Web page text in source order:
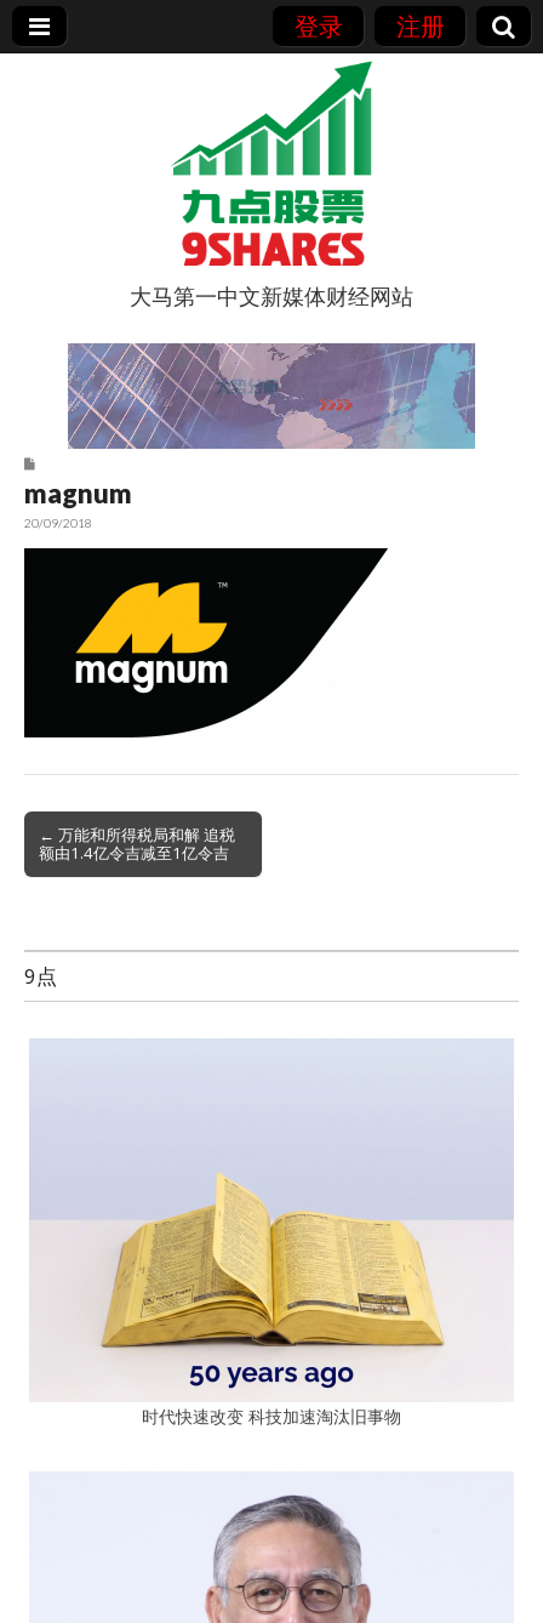
登录 注册
9点股票
大马第一中文新媒体财经网站
magnum
20/09/2018
Post
navigation
← 万能和所得税局和解 追税
额由1.4亿令吉减至1亿令吉
9点
时代快速改变 科技加速淘汰旧事物